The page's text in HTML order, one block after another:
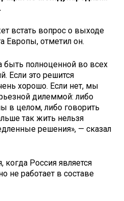
встать вопрос о выходе
Европы, отметил он.
быть полноценной во всех
Если это решится
хорошо. Если нет, мы
дилеммой: либо
в целом, либо говорить
так жить нельзя
решения», — сказал
Россия является
не работает в составе